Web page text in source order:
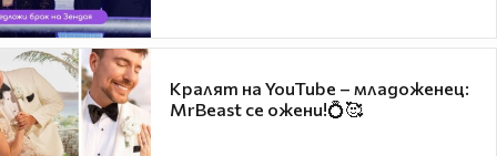
Кралят на YouTube – младоженец:
MrBeast се ожени!💍🥰